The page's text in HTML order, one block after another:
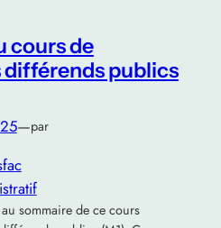
cours de
différends publics
—par
sommaire de ce cours